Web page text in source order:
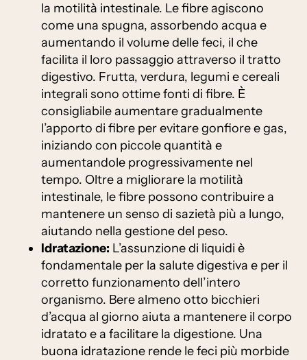
la motilità intestinale. Le fibre agiscono
come una spugna, assorbendo acqua e
aumentando il volume delle feci, il che
facilita il loro passaggio attraverso il tratto
digestivo. Frutta, verdura, legumi e cereali
integrali sono ottime fonti di fibre. È
consigliabile aumentare gradualmente
l’apporto di fibre per evitare gonfiore e gas,
iniziando con piccole quantità e
aumentandole progressivamente nel
tempo. Oltre a migliorare la motilità
intestinale, le fibre possono contribuire a
mantenere un senso di sazietà più a lungo,
aiutando nella gestione del peso.
Idratazione: L’assunzione di liquidi è
fondamentale per la salute digestiva e per il
corretto funzionamento dell’intero
organismo. Bere almeno otto bicchieri
d’acqua al giorno aiuta a mantenere il corpo
idratato e a facilitare la digestione. Una
buona idratazione rende le feci più morbide